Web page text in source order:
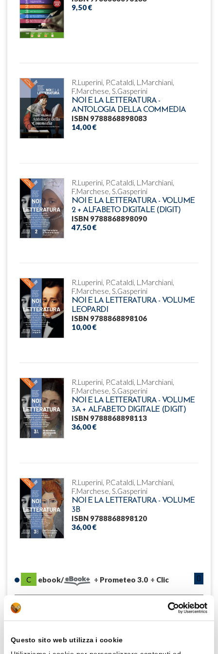
Questo sito web utilizza i cookie
9,50 €
R.Luperini, P.Cataldi, L.Marchiani,
F.Marchese, S.Gasperini
NOI E LA LETTERATURA -
ANTOLOGIA DELLA COMMEDIA
ISBN 9788868898083
14,00 €
R.Luperini, P.Cataldi, L.Marchiani,
F.Marchese, S.Gasperini
NOI E LA LETTERATURA - VOLUME
2 + ALFABETO DIGITALE (DIGIT)
ISBN 9788868898090
47,50 €
R.Luperini, P.Cataldi, L.Marchiani,
F.Marchese, S.Gasperini
NOI E LA LETTERATURA - VOLUME
LEOPARDI
ISBN 9788868898106
10,00 €
R.Luperini, P.Cataldi, L.Marchiani,
F.Marchese, S.Gasperini
NOI E LA LETTERATURA - VOLUME
3A + ALFABETO DIGITALE (DIGIT)
ISBN 9788868898113
36,00 €
R.Luperini, P.Cataldi, L.Marchiani,
F.Marchese, S.Gasperini
NOI E LA LETTERATURA - VOLUME
3B
ISBN 9788868898120
36,00 €
C ebook/ Prometeo 3.0 Clic
DESCRIZIONE